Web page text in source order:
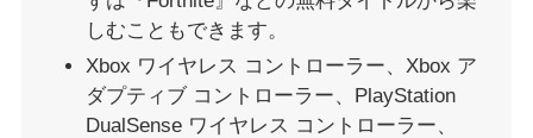
しむこともできます。
Xbox ワイヤレス コントローラー、Xbox ア
ダプティブ コントローラー、PlayStation
DualSense ワイヤレス コントローラー、